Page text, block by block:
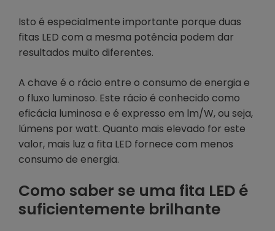
Isto é especialmente importante porque duas
fitas LED com a mesma potência podem dar
resultados muito diferentes.
A chave é o rácio entre o consumo de energia e
o fluxo luminoso. Este rácio é conhecido como
eficácia luminosa e é expresso em lm/W, ou seja,
lúmens por watt. Quanto mais elevado for este
valor, mais luz a fita LED fornece com menos
consumo de energia.
Como saber se uma fita LED é
suficientemente brilhante